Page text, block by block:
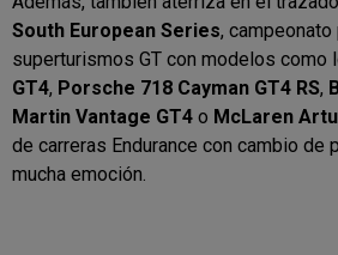
South European Series,
superturismos GT con modelos como
GT4, Porsche 718 Cayman GT4 RS,
Martin Vantage GT4 o McLaren
de carreras Endurance con cambio de
mucha emoción.